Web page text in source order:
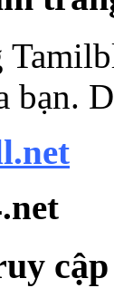
bạn.